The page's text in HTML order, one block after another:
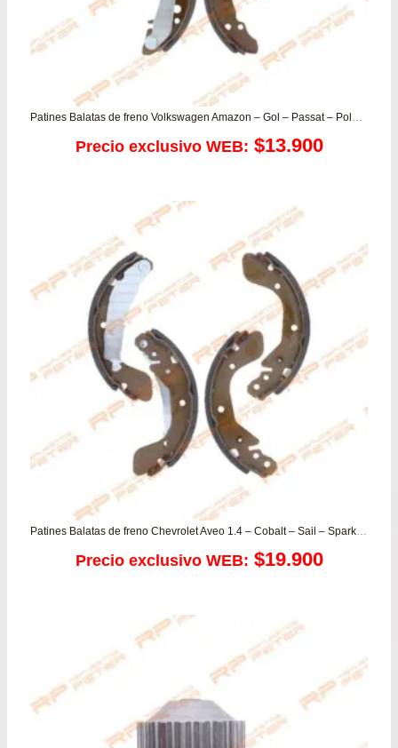
Precio exclusivo WEB: $13.900
Patines Balatas de freno Chevrolet Aveo 1.4 – Cobalt – Sail – Spark GT – Sonic – Tracker 1.8
Precio exclusivo WEB: $19.900